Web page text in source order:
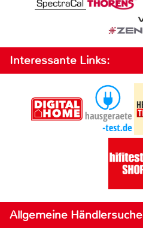
Interessante Links:
Allgemeine Händlersuche